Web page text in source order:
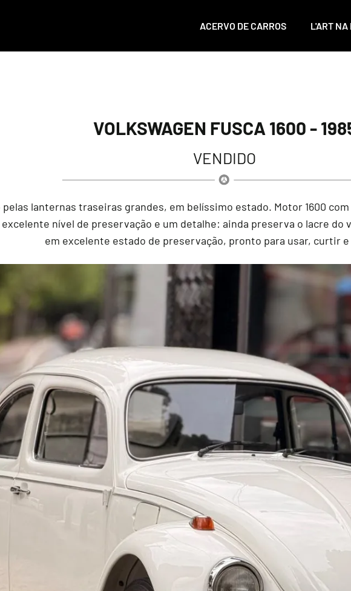
ACERVO DE CARROS L'ART NA
VOLKSWAGEN FUSCA 1600 -
VENDIDO
pelas lanternas traseiras grandes, em belíssimo estado. Motor 1600
excelente nível de preservação e um detalhe: ainda preserva o lacre do
em excelente estado de preservação, pronto para usar, curtir